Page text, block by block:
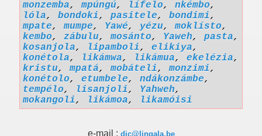
monzemba,mpúngú, lífelo, nkémbo,
lóla, bondoki, pasitele, bondimi,
mpate,mumpe, Yawé, yézu,moklísto,
kembo, zábulu,mosánto, Yaweh, pasta,
kosanjola, lipamboli, elikiya,
konétola, likámwa, likámua, ekelézia,
kristu,mpatá,mobáteli,monzimi,
konétolo, etumbele, ndákonzámbe,
tempélo, lisanjoli, Yahweh,
mokangoli, likámoa, likamóisi
e-mail : dic@lingala.be